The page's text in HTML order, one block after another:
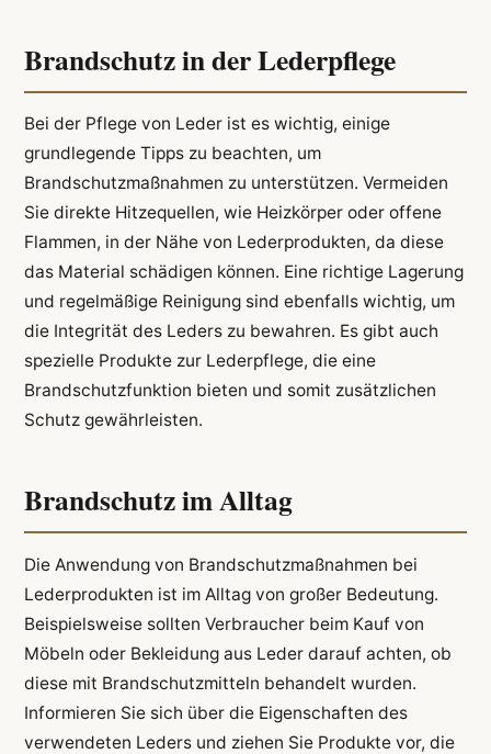
Brandschutz in der Lederpflege
Bei der Pflege von Leder ist es wichtig, einige
grundlegende Tipps zu beachten, um
Brandschutzmaßnahmen zu unterstützen. Vermeiden
Sie direkte Hitzequellen, wie Heizkörper oder offene
Flammen, in der Nähe von Lederprodukten, da diese
das Material schädigen können. Eine richtige Lagerung
und regelmäßige Reinigung sind ebenfalls wichtig, um
die Integrität des Leders zu bewahren. Es gibt auch
spezielle Produkte zur Lederpflege, die eine
Brandschutzfunktion bieten und somit zusätzlichen
Schutz gewährleisten.
Brandschutz im Alltag
Die Anwendung von Brandschutzmaßnahmen bei
Lederprodukten ist im Alltag von großer Bedeutung.
Beispielsweise sollten Verbraucher beim Kauf von
Möbeln oder Bekleidung aus Leder darauf achten, ob
diese mit Brandschutzmitteln behandelt wurden.
Informieren Sie sich über die Eigenschaften des
verwendeten Leders und ziehen Sie Produkte vor, die